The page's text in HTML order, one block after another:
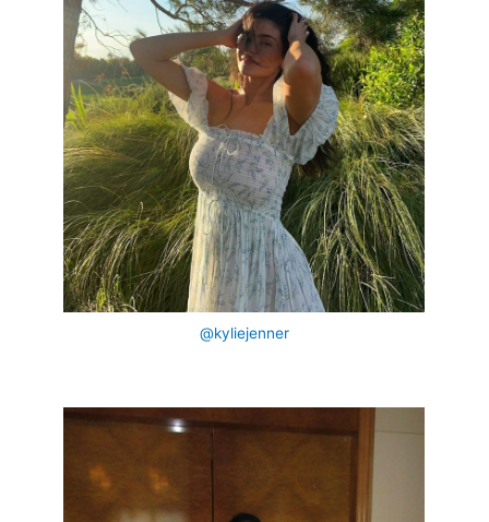
@kyliejenner